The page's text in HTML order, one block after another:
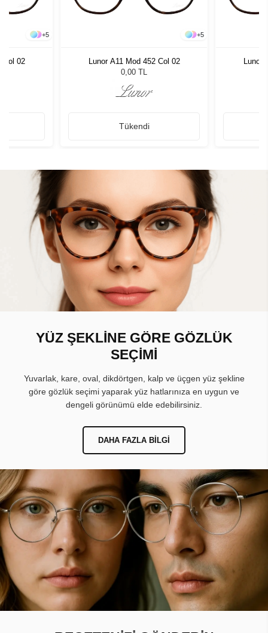
+5
Col 02
+5
Lunor A11 Mod 452 Col 02
0,00 TL
Tükendi
Lunor
YÜZ ŞEKLİNE GÖRE GÖZLÜK
SEÇİMİ
Yuvarlak, kare, oval, dikdörtgen, kalp ve üçgen yüz şekline
göre gözlük seçimi yaparak yüz hatlarınıza en uygun ve
dengeli görünümü elde edebilirsiniz.
DAHA FAZLA BILGI